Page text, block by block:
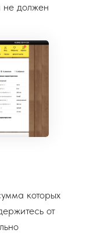
должен
которых
от